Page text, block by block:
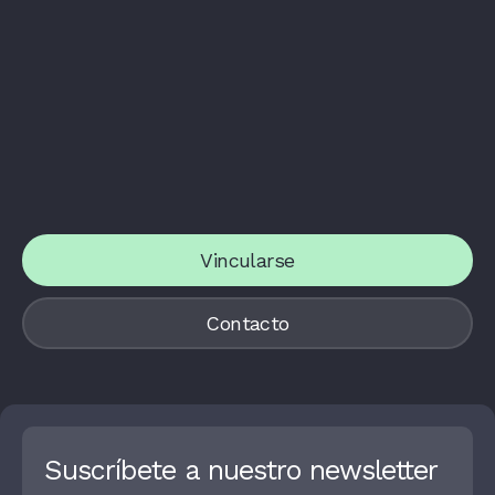
Contacto
Vincularse
Suscríbete a nuestro newsletter